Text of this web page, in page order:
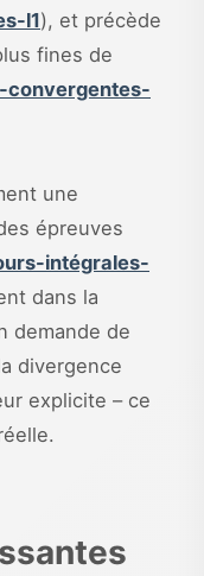
l1), et précède
fines de
convergentes-
une
épreuves
intégrales-
dans la
demande de
divergence
explicite – ce